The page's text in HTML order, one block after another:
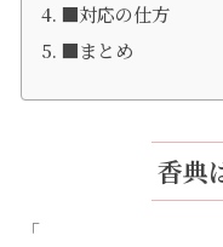
■対応の仕方
■まとめ
香典
「